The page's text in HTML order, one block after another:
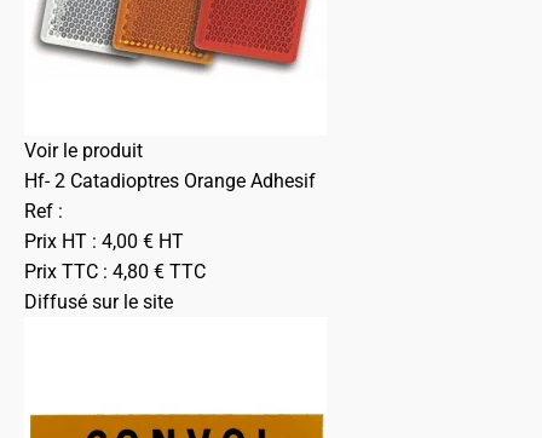
Voir le produit
Hf- 2 Catadioptres Orange Adhesif
Ref :
Prix HT : 4,00 € HT
Prix TTC : 4,80 € TTC
Diffusé sur le site